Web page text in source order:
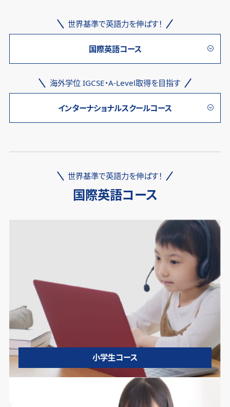
世界基準で英語力を伸ばす！
国際英語コース
海外学位 IGCSE・A-Level取得を目指す
インターナショナルスクールコース
世界基準で英語力を伸ばす！
国際英語コース
小学生コース